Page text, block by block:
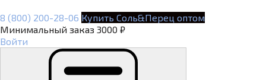
8 (800) 200-28-06 Купить Соль&Перец оптом
Минимальный заказ 3000 ₽
Войти